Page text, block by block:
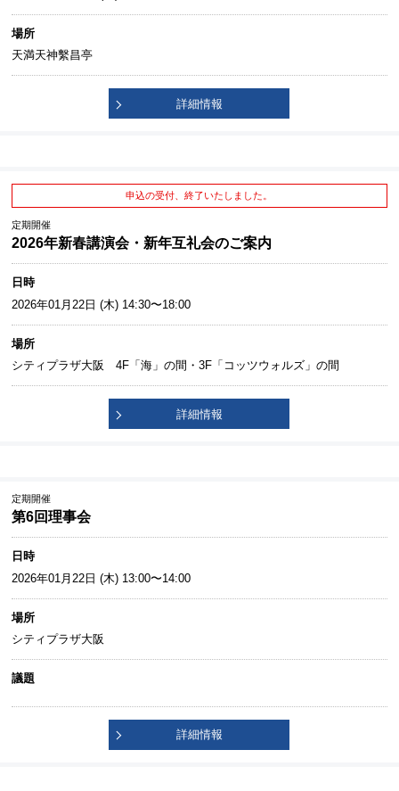
場所
天満天神繫昌亭
詳細情報
申込の受付、終了いたしました。
定期開催
2026年新春講演会・新年互礼会のご案内
日時
2026年01月22日 (木) 14:30〜18:00
場所
シティプラザ大阪 4F「海」の間・3F「コッツウォルズ」の間
詳細情報
定期開催
第6回理事会
日時
2026年01月22日 (木) 13:00〜14:00
場所
シティプラザ大阪
議題
詳細情報